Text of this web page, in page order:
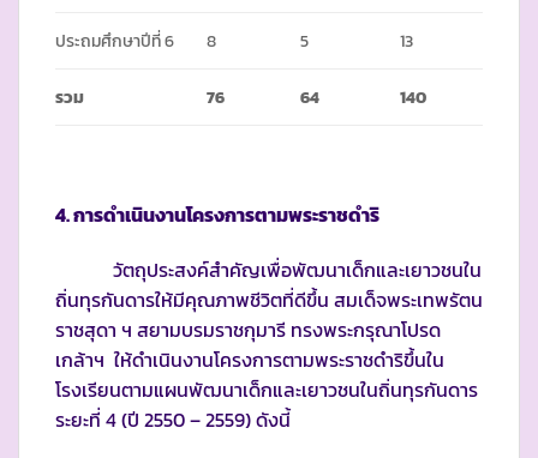
ประถมศึกษาปีที่ 6 8 5 13
รวม 76 64 140
4. การดำเนินงานโครงการตามพระราชดำริ
วัตถุประสงค์สำคัญเพื่อพัฒนาเด็กและเยาวชนใน
ถิ่นทุรกันดารให้มีคุณภาพชีวิตที่ดีขึ้น สมเด็จพระเทพรัตน
ราชสุดา ฯ สยามบรมราชกุมารี ทรงพระกรุณาโปรด
เกล้าฯ ให้ดำเนินงานโครงการตามพระราชดำริขึ้นใน
โรงเรียนตามแผนพัฒนาเด็กและเยาวชนในถิ่นทุรกันดาร
ระยะที่ 4 (ปี 2550 – 2559) ดังนี้